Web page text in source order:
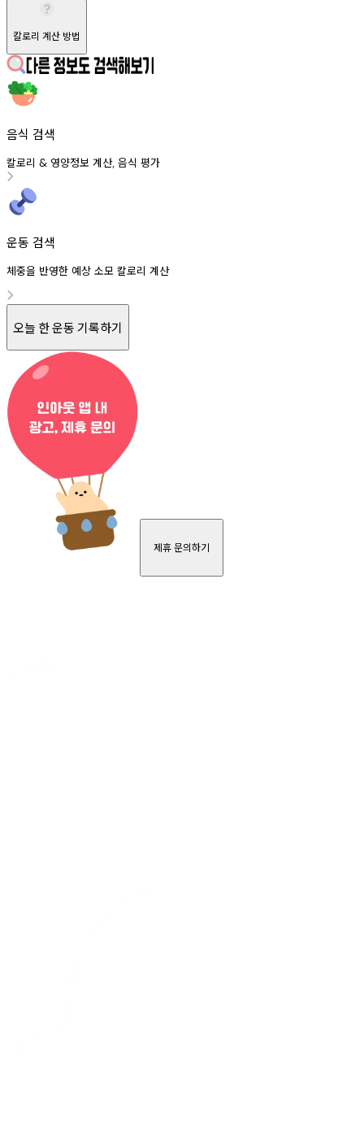
칼로리 계산 방법
음식 검색
칼로리 & 영양정보 계산, 음식 평가
운동 검색
체중을 반영한 예상 소모 칼로리 계산
오늘 한 운동 기록하기
제휴 문의하기